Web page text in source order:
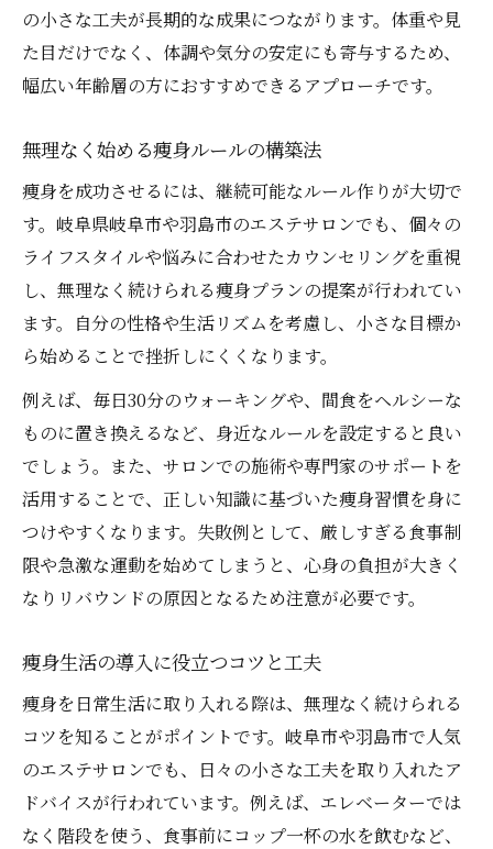
の小さな工夫が長期的な成果につながります。体重や見
た目だけでなく、体調や気分の安定にも寄与するため、
幅広い年齢層の方におすすめできるアプローチです。
無理なく始める痩身ルールの構築法
痩身を成功させるには、継続可能なルール作りが大切で
す。岐阜県岐阜市や羽島市のエステサロンでも、個々の
ライフスタイルや悩みに合わせたカウンセリングを重視
し、無理なく続けられる痩身プランの提案が行われてい
ます。自分の性格や生活リズムを考慮し、小さな目標か
ら始めることで挫折しにくくなります。
例えば、毎日30分のウォーキングや、間食をヘルシーな
ものに置き換えるなど、身近なルールを設定すると良い
でしょう。また、サロンでの施術や専門家のサポートを
活用することで、正しい知識に基づいた痩身習慣を身に
つけやすくなります。失敗例として、厳しすぎる食事制
限や急激な運動を始めてしまうと、心身の負担が大きく
なりリバウンドの原因となるため注意が必要です。
痩身生活の導入に役立つコツと工夫
痩身を日常生活に取り入れる際は、無理なく続けられる
コツを知ることがポイントです。岐阜市や羽島市で人気
のエステサロンでも、日々の小さな工夫を取り入れたア
ドバイスが行われています。例えば、エレベーターでは
なく階段を使う、食事前にコップ一杯の水を飲むなど、